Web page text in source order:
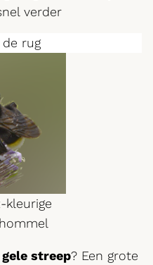
verder
rug
kleurige
gele streep? Een grote